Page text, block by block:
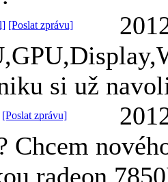
[Poslat zprávu]
si už
[Poslat zprávu]
Chcem
radeon